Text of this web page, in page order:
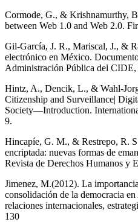
Cormode, G., & Krishnamurthy,
between Web 1.0 and Web 2.0.
Gil-García, J. R., Mariscal, J., &
electrónico en México.
Administración Pública del CIDE,
Hintz, A., Dencik, L., & Wahl-
Citizenship and Surveillance|
Society—Introduction.
9.
Hincapíe, G. M., & Restrepo, R.
encriptada: nuevas formas de
Revista de Derechos Humanos y
Jimenez, M.(2012). La
consolidación de la democracia
relaciones internacionales,
130